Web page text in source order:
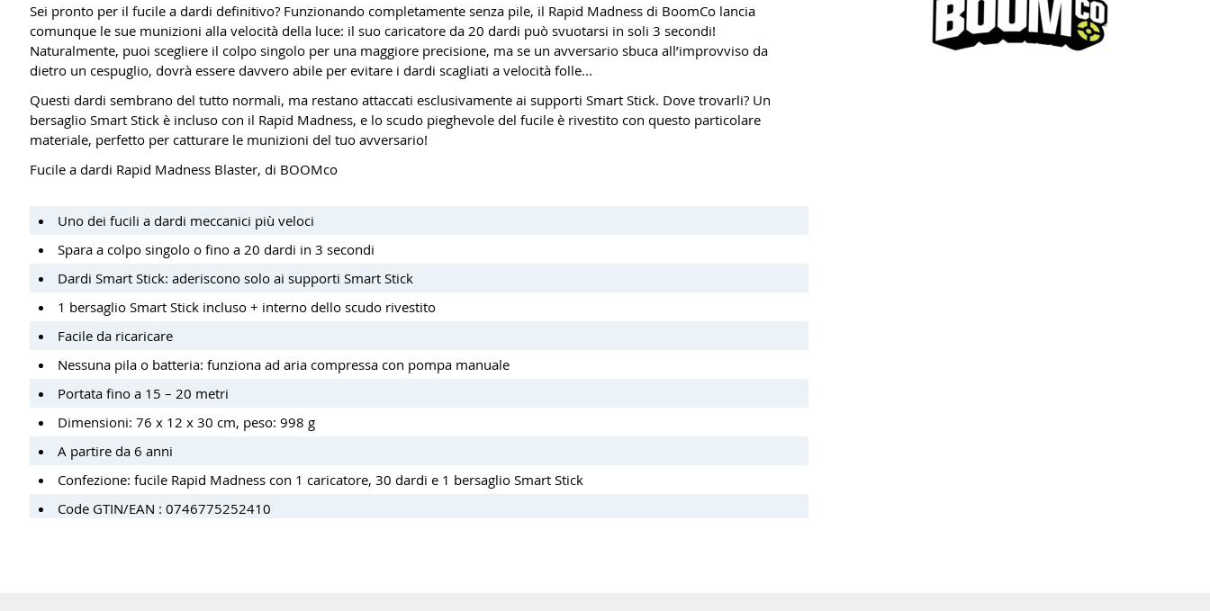
Sei pronto per il fucile a dardi definitivo? Funzionando completamente senza pile, il Rapid Madness di BoomCo lancia
comunque le sue munizioni alla velocità della luce: il suo caricatore da 20 dardi può svuotarsi in soli 3 secondi!
Naturalmente, puoi scegliere il colpo singolo per una maggiore precisione, ma se un avversario sbuca all’improvviso da
dietro un cespuglio, dovrà essere davvero abile per evitare i dardi scagliati a velocità folle...
Questi dardi sembrano del tutto normali, ma restano attaccati esclusivamente ai supporti Smart Stick. Dove trovarli? Un
bersaglio Smart Stick è incluso con il Rapid Madness, e lo scudo pieghevole del fucile è rivestito con questo particolare
materiale, perfetto per catturare le munizioni del tuo avversario!
Fucile a dardi Rapid Madness Blaster, di BOOMco
Uno dei fucili a dardi meccanici più veloci
Spara a colpo singolo o fino a 20 dardi in 3 secondi
Dardi Smart Stick: aderiscono solo ai supporti Smart Stick
1 bersaglio Smart Stick incluso + interno dello scudo rivestito
Facile da ricaricare
Nessuna pila o batteria: funziona ad aria compressa con pompa manuale
Portata fino a 15 – 20 metri
Dimensioni: 76 x 12 x 30 cm, peso: 998 g
A partire da 6 anni
Confezione: fucile Rapid Madness con 1 caricatore, 30 dardi e 1 bersaglio Smart Stick
Code GTIN/EAN : 0746775252410